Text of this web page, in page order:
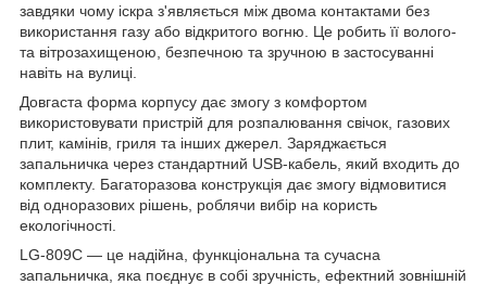
завдяки чому іскра з'являється між двома контактами без
використання газу або відкритого вогню. Це робить її волого-
та вітрозахищеною, безпечною та зручною в застосуванні
навіть на вулиці.
Довгаста форма корпусу дає змогу з комфортом
використовувати пристрій для розпалювання свічок, газових
плит, камінів, гриля та інших джерел. Заряджається
запальничка через стандартний USB-кабель, який входить до
комплекту. Багаторазова конструкція дає змогу відмовитися
від одноразових рішень, роблячи вибір на користь
екологічності.
LG-809C — це надійна, функціональна та сучасна
запальничка, яка поєднує в собі зручність, ефектний зовнішній